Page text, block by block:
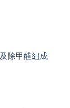
除甲醛組成